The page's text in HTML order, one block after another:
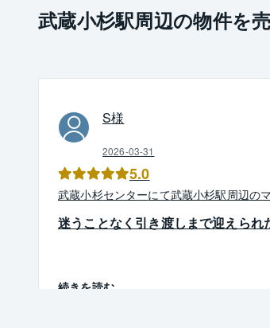
武蔵小杉駅周辺の物件を
S様
2026-03-31
5.0
武蔵小杉センターにて武蔵小杉駅周辺の
迷うことなく引き渡しまで迎えられ
続きを読む